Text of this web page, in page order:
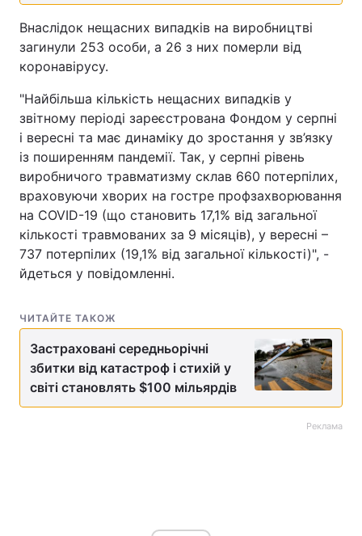
Тема оформлення
Внаслідок нещасних випадків на виробництві
загинули 253 особи, а 26 з них померли від
коронавірусу.
"Найбільша кількість нещасних випадків у
звітному періоді зареєстрована Фондом у серпні
і вересні та має динаміку до зростання у зв’язку
із поширенням пандемії. Так, у серпні рівень
виробничого травматизму склав 660 потерпілих,
враховуючи хворих на гостре профзахворювання
на COVID-19 (що становить 17,1% від загальної
кількості травмованих за 9 місяців), у вересні –
737 потерпілих (19,1% від загальної кількості)", -
йдеться у повідомленні.
ЧИТАЙТЕ ТАКОЖ
Застраховані середньорічні
збитки від катастроф і стихій у
світі становлять $100 мільярдів
Реклама